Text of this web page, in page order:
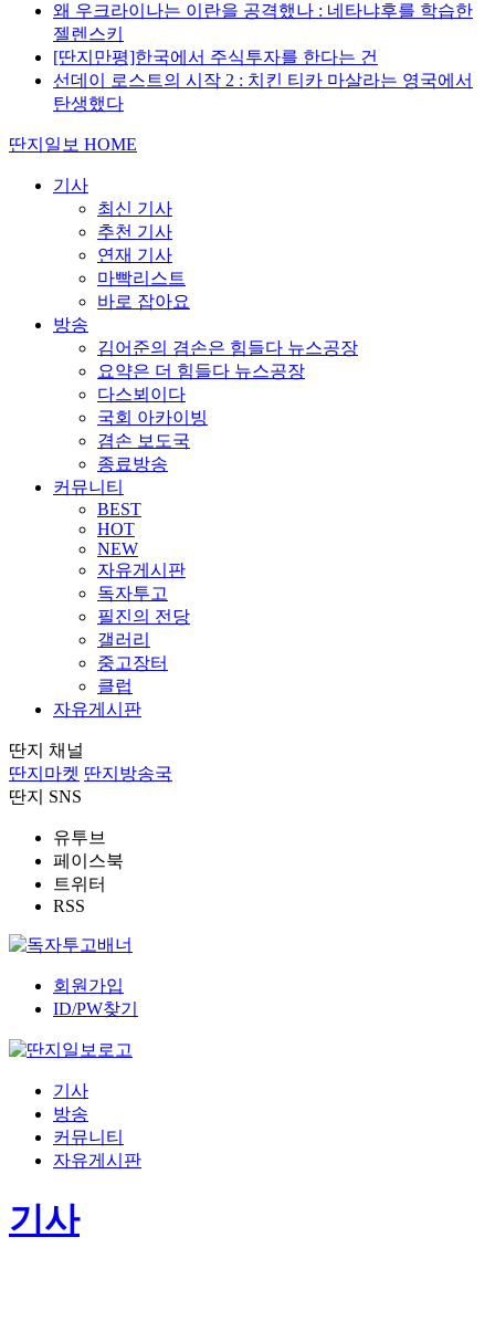
왜 우크라이나는 이란을 공격했나 : 네타냐후를 학습한
젤렌스키
[딴지만평]한국에서 주식투자를 한다는 건
선데이 로스트의 시작 2 : 치킨 티카 마살라는 영국에서
탄생했다
딴지일보 HOME
기사
최신 기사
추천 기사
연재 기사
마빡리스트
바로 잡아요
방송
김어준의 겸손은 힘들다 뉴스공장
요약은 더 힘들다 뉴스공장
다스뵈이다
국회 아카이빙
겸손 보도국
종료방송
커뮤니티
BEST
HOT
NEW
자유게시판
독자투고
필진의 전당
갤러리
중고장터
클럽
자유게시판
딴지 채널
딴지마켓 딴지방송국
딴지 SNS
유투브
페이스북
트위터
RSS
회원가입
ID/PW찾기
기사
방송
커뮤니티
자유게시판
기사